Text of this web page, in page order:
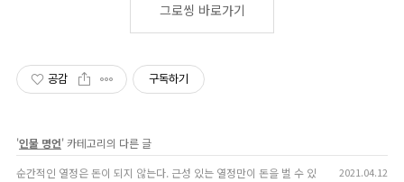
그로씽 바로가기
공감 구독하기
'인물 명언' 카테고리의 다른 글
순간적인 열정은 돈이 되지 않는다. 근성 있는 열정만이 돈을 벌 수 있다.
(0)
2021.04.12